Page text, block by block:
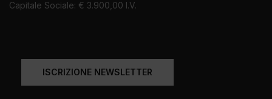
Capitale Sociale: € 3.900,00 I.V.
ISCRIZIONE NEWSLETTER